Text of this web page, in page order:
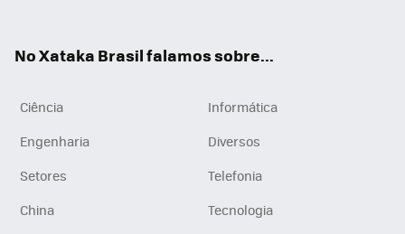
No Xataka Brasil falamos sobre...
Ciência
Informática
Engenharia
Diversos
Setores
Telefonia
China
Tecnologia